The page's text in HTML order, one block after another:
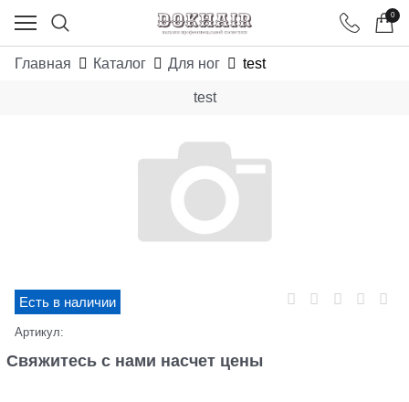
0
Главная Каталог Для ног test
test
Есть в наличии
Артикул:
Свяжитесь с нами насчет цены